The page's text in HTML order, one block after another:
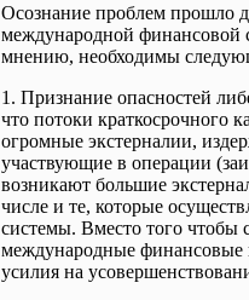
Осознание проблем прошло
международной финансовой
мнению, необходимы
1. Признание опасностей
что потоки краткосрочного
огромные экстерналии,
участвующие в операции
возникают большие
числе и те, которые
системы. Вместо того чтобы
международные финансовые
усилия на